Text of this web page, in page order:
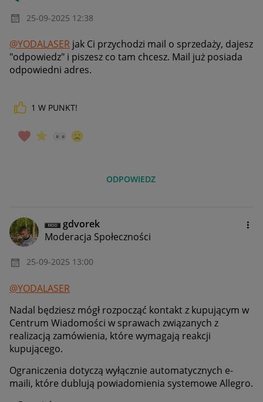
‎25-09-2025 12:38
@YODALASER jak Ci przychodzi mail o sprzedaży, dajesz
"odpowiedz" i piszesz co tam chcesz. Mail już posiada
odpowiedni adres.
1 W PUNKT!
ODPOWIEDZ
gdvorek
Moderacja Społeczności
‎25-09-2025 13:00
@YODALASER
Nadal będziesz mógł rozpocząć kontakt z kupującym w
Centrum Wiadomości w sprawach związanych z
realizacją zamówienia, które wymagają reakcji
kupującego.
Ograniczenia dotyczą wyłącznie automatycznych e-
maili, które dublują powiadomienia systemowe Allegro.